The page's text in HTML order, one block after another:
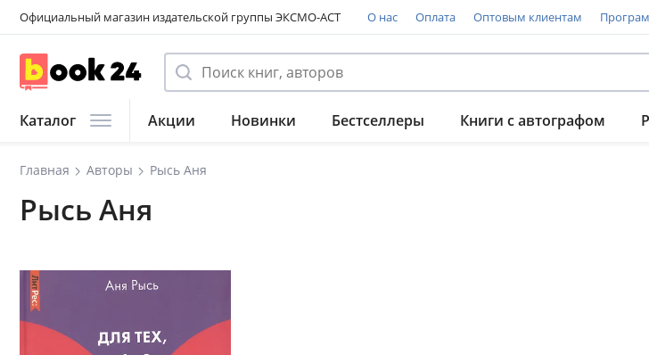
Официальный магазин издательской группы ЭКСМО-АСТ О нас Оплата Оптовым клиентам
Каталог Акции Новинки Бестселлеры Книги с автографом
Главная Авторы Рысь Аня
Рысь Аня